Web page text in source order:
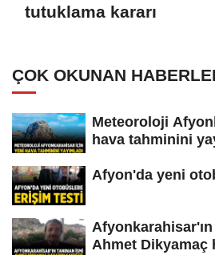
tutuklama kararı
ÇOK OKUNAN
Meteoroloji
hava tahminini
Afyon'da yeni
Ahmet Dikyamaç